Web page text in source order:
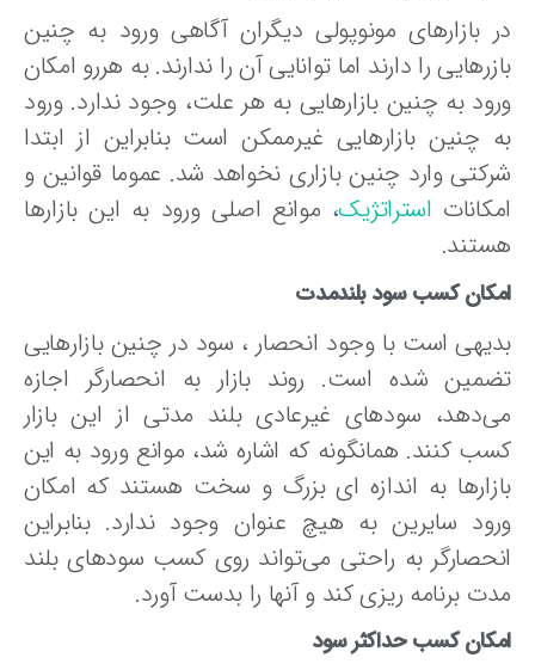
بازارهای مونوپولی دیگران آگاهی ورود به چنین
را دارند اما توانایی آن را ندارند. به هررو امکان
به چنین بازارهایی به هر علت، وجود ندارد. ورود
چنین بازارهایی غیرممکن است بنابراین از ابتدا
وارد چنین بازاری نخواهد شد. عموما قوانین و
استراتژیک، موانع اصلی ورود به این بازارها
کسب سود بلندمدت
است با وجود انحصار ، سود در چنین بازارهایی
شده است. روند بازار به انحصارگر اجازه
سودهای غیرعادی بلند مدتی از این بازار
کنند. همانگونه که اشاره شد، موانع ورود به این
به اندازه‌ ای بزرگ و سخت هستند که امکان
سایرین به هیچ عنوان وجود ندارد. بنابراین
به راحتی می‌تواند روی کسب سودهای بلند
برنامه ریزی کند و آنها را بدست آورد.
کسب حداکثر سود